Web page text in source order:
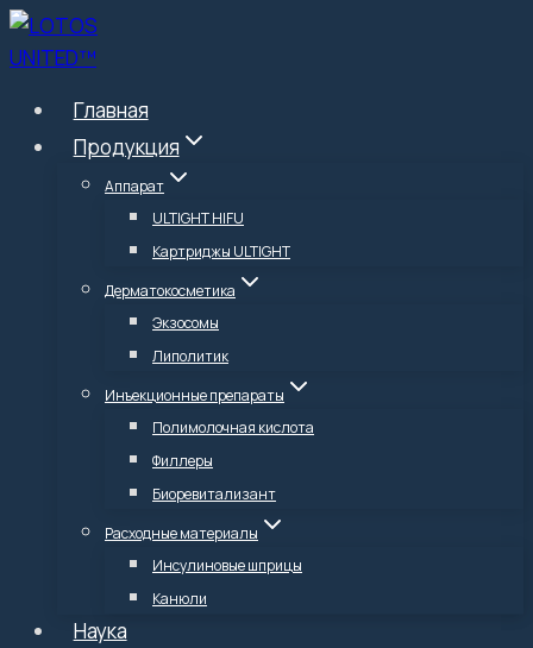
Перейти
к
Главная
Продукция
Аппарат
ULTIGHT HIFU
Картриджы ULTIGHT
Дерматокосметика
Экзосомы
Липолитик
Инъекционные препараты
Полимолочная кислота
Филлеры
Биоревитализант
Расходные материалы
Инсулиновые шприцы
Канюли
Наука